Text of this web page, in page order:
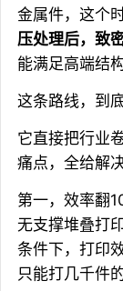
金属件，这个
压处理后，致
能满足高端结
这条路线，到
它直接把行业
痛点，全给解决
第一，效率翻
无支撑堆叠打
条件下，打印
只能打几千件